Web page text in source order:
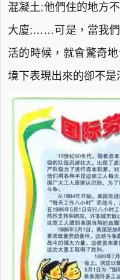
混凝土;他們住的地方
大廈;……可是，當我們
活的時候，就會驚奇
境下表現出來的卻不